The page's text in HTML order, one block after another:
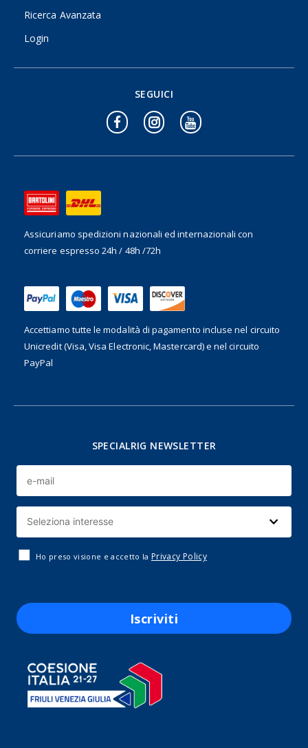
Ricerca Avanzata
Login
Assicuriamo spedizioni nazionali ed internazionalicon
corriere espresso 24h / 48h /72h
Accettiamo tutte le modalità di pagamento incluse nel circuito
Unicredit (Visa, Visa Electronic, Mastercard) e nel circuito
PayPal
SEGUICI
SPECIALRIG NEWSLETTER
Ho preso visione e accetto la Privacy Policy
Iscriviti